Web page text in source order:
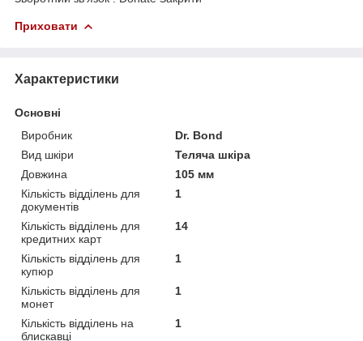
Приховати
Характеристики
Основні
Виробник
Dr. Bond
Вид шкіри
Теляча шкіра
Довжина
105 мм
Кількість відділень для
документів
1
Кількість відділень для
кредитних карт
14
Кількість відділень для
купюр
1
Кількість відділень для
монет
1
Кількість відділень на
блискавці
1